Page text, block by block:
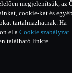
megjelenítsük, az
cookie-kat és egyéb
tartalmazhatnak. Ha
el a Cookie szabályzat
található linkre.